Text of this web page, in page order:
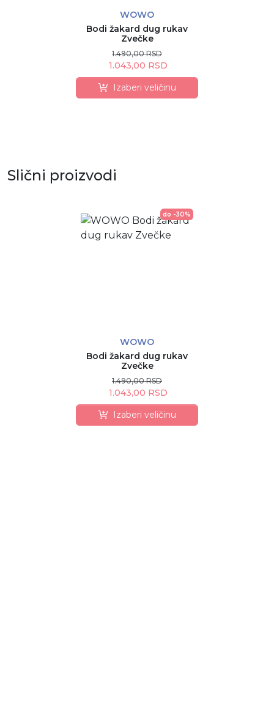
WOWO
Bodi žakard dug rukav
Zvečke
1.490,00 RSD
1.043,00 RSD
Izaberi veličinu
Slični proizvodi
do -30%
WOWO
Bodi žakard dug rukav
Zvečke
1.490,00 RSD
1.043,00 RSD
Izaberi veličinu